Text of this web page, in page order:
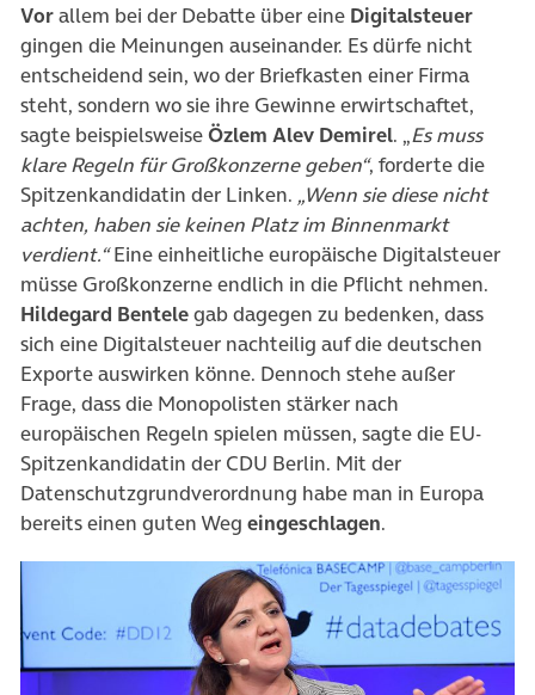
Vorallem bei der Debatte über eine Digitalsteuer
gingen die Meinungen auseinander. Es dürfe nicht
entscheidend sein, wo der Briefkasten einer Firma
steht, sondern wo sie ihre Gewinne erwirtschaftet,
sagte beispielsweiseÖzlem Alev Demirel. „Es muss
klare Regeln für Großkonzerne geben“, forderte die
Spitzenkandidatin der Linken. „Wenn sie diese nicht
achten, haben sie keinen Platz im Binnenmarkt
verdient.“Eine einheitliche europäische Digitalsteuer
müsse Großkonzerne endlich in die Pflicht nehmen.
Hildegard Bentelegab dagegen zu bedenken, dass
sich eine Digitalsteuer nachteilig auf die deutschen
Exporte auswirken könne. Dennoch stehe außer
Frage, dass die Monopolisten stärker nach
europäischen Regeln spielen müssen, sagte die EU-
Spitzenkandidatin der CDU Berlin. Mit der
Datenschutzgrundverordnung habe man in Europa
bereits einen guten Weg eingeschlagen.